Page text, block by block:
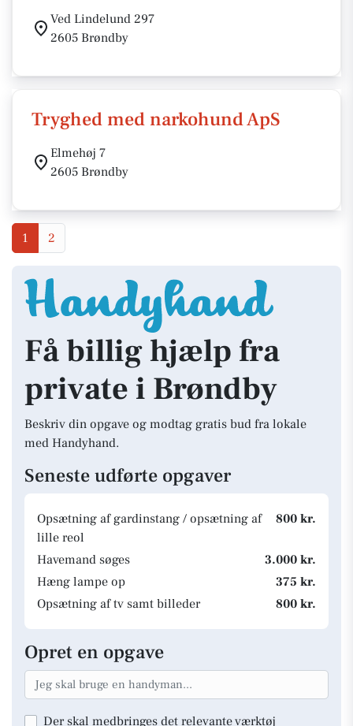
Ved Lindelund 297
2605 Brøndby
Tryghed med narkohund ApS
Elmehøj 7
2605 Brøndby
1 2
Få billig hjælp fra
private i Brøndby
Beskriv din opgave og modtag gratis bud fra lokale
med Handyhand.
Seneste udførte opgaver
Opsætning af gardinstang / opsætning af
lille reol
800 kr.
Havemand søges
3.000 kr.
Hæng lampe op
375 kr.
Opsætning af tv samt billeder
800 kr.
Opret en opgave
Der skal medbringes det relevante værktøj